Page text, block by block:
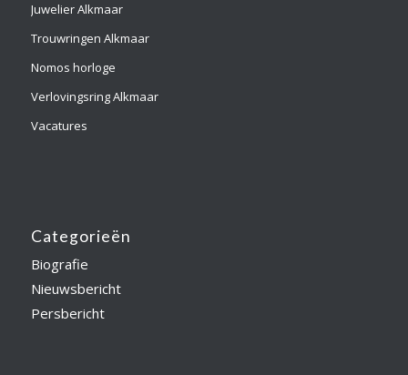
Juwelier Alkmaar
Trouwringen Alkmaar
Nomos horloge
Verlovingsring Alkmaar
Vacatures
Categorieën
Biografie
Nieuwsbericht
Persbericht